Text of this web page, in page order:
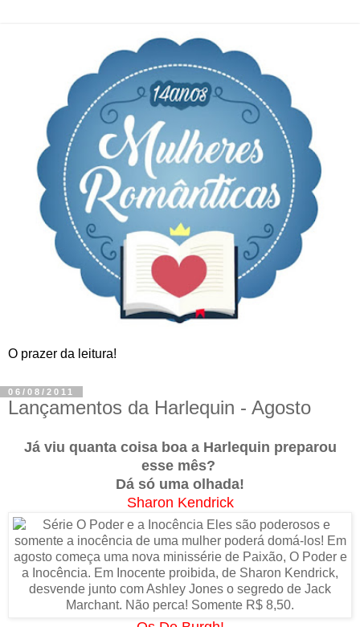
O prazer da leitura!
06/08/2011
Lançamentos da Harlequin - Agosto
Já viu quanta coisa boa a Harlequin preparou
esse mês?
Dá só uma olhada!
Sharon Kendrick